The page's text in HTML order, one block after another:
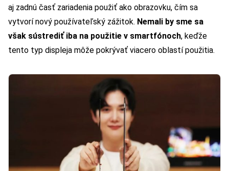
aj zadnú časť zariadenia použiť ako obrazovku, čím sa
vytvorí nový používateľský zážitok. Nemali by sme sa
však sústrediť iba na použitie v smartfónoch, keďže
tento typ displeja môže pokrývať viacero oblastí použitia.